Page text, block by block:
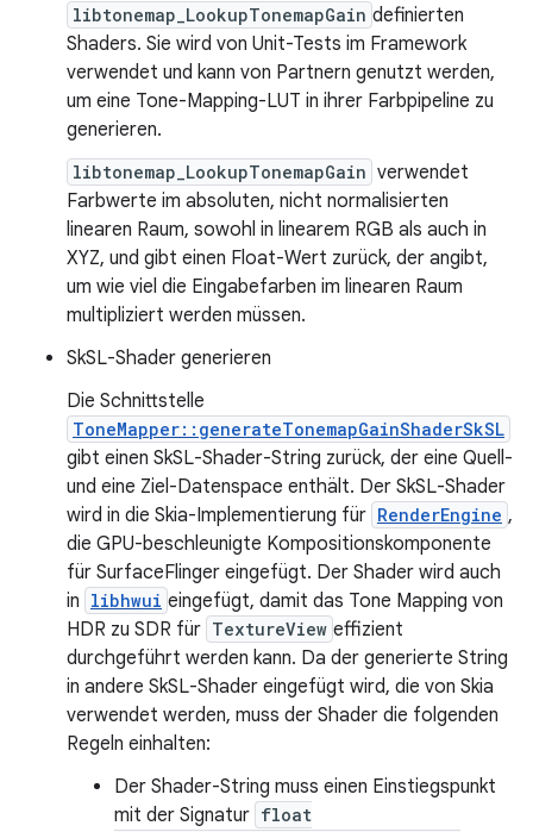
libtonemap_LookupTonemapGain definierten
Shaders. Sie wird von Unit-Tests im Framework
verwendet und kann von Partnern genutzt werden,
um eine Tone-Mapping-LUT in ihrer Farbpipeline zu
generieren.
libtonemap_LookupTonemapGain verwendet
Farbwerte im absoluten, nicht normalisierten
linearen Raum, sowohl in linearem RGB als auch in
XYZ, und gibt einen Float-Wert zurück, der angibt,
um wie viel die Eingabefarben im linearen Raum
multipliziert werden müssen.
SkSL-Shader generieren
Die Schnittstelle
ToneMapper::generateTonemapGainShaderSkSL
gibt einen SkSL-Shader-String zurück, der eine Quell-
und eine Ziel-Datenspace enthält. Der SkSL-Shader
wird in die Skia-Implementierung für RenderEngine ,
die GPU-beschleunigte Kompositionskomponente
für SurfaceFlinger eingefügt. Der Shader wird auch
in libhwui eingefügt, damit das Tone Mapping von
HDR zu SDR für TextureView effizient
durchgeführt werden kann. Da der generierte String
in andere SkSL-Shader eingefügt wird, die von Skia
verwendet werden, muss der Shader die folgenden
Regeln einhalten:
Der Shader-String muss einen Einstiegspunkt
mit der Signatur float